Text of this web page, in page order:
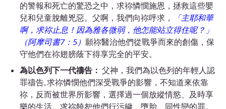
的警報和死亡的驚恐之中，求祢憐憫施恩，拯救這些嬰
兒和兒童脫離兇惡。父啊，我們向祢呼求 ，
「主耶和華
啊，求祢止息！因為雅各微弱，他怎能站立得住呢？」
（阿摩司書7： 5 ） 願祢醫治他們從戰爭而來的創傷，保
守他們在祢翅膀蔭下得享完全的平安。
為以色列下一代禱告 ： 父神，我們為以色列的年輕人認
罪禱告, 求祢憐憫他們深受戰爭的影響，不知道來依靠
祢，反而被世界所影響，選擇過一個放縱情慾、及時享
樂的生活。求祢饒恕他們行污穢、墮胎、同性戀的罪。